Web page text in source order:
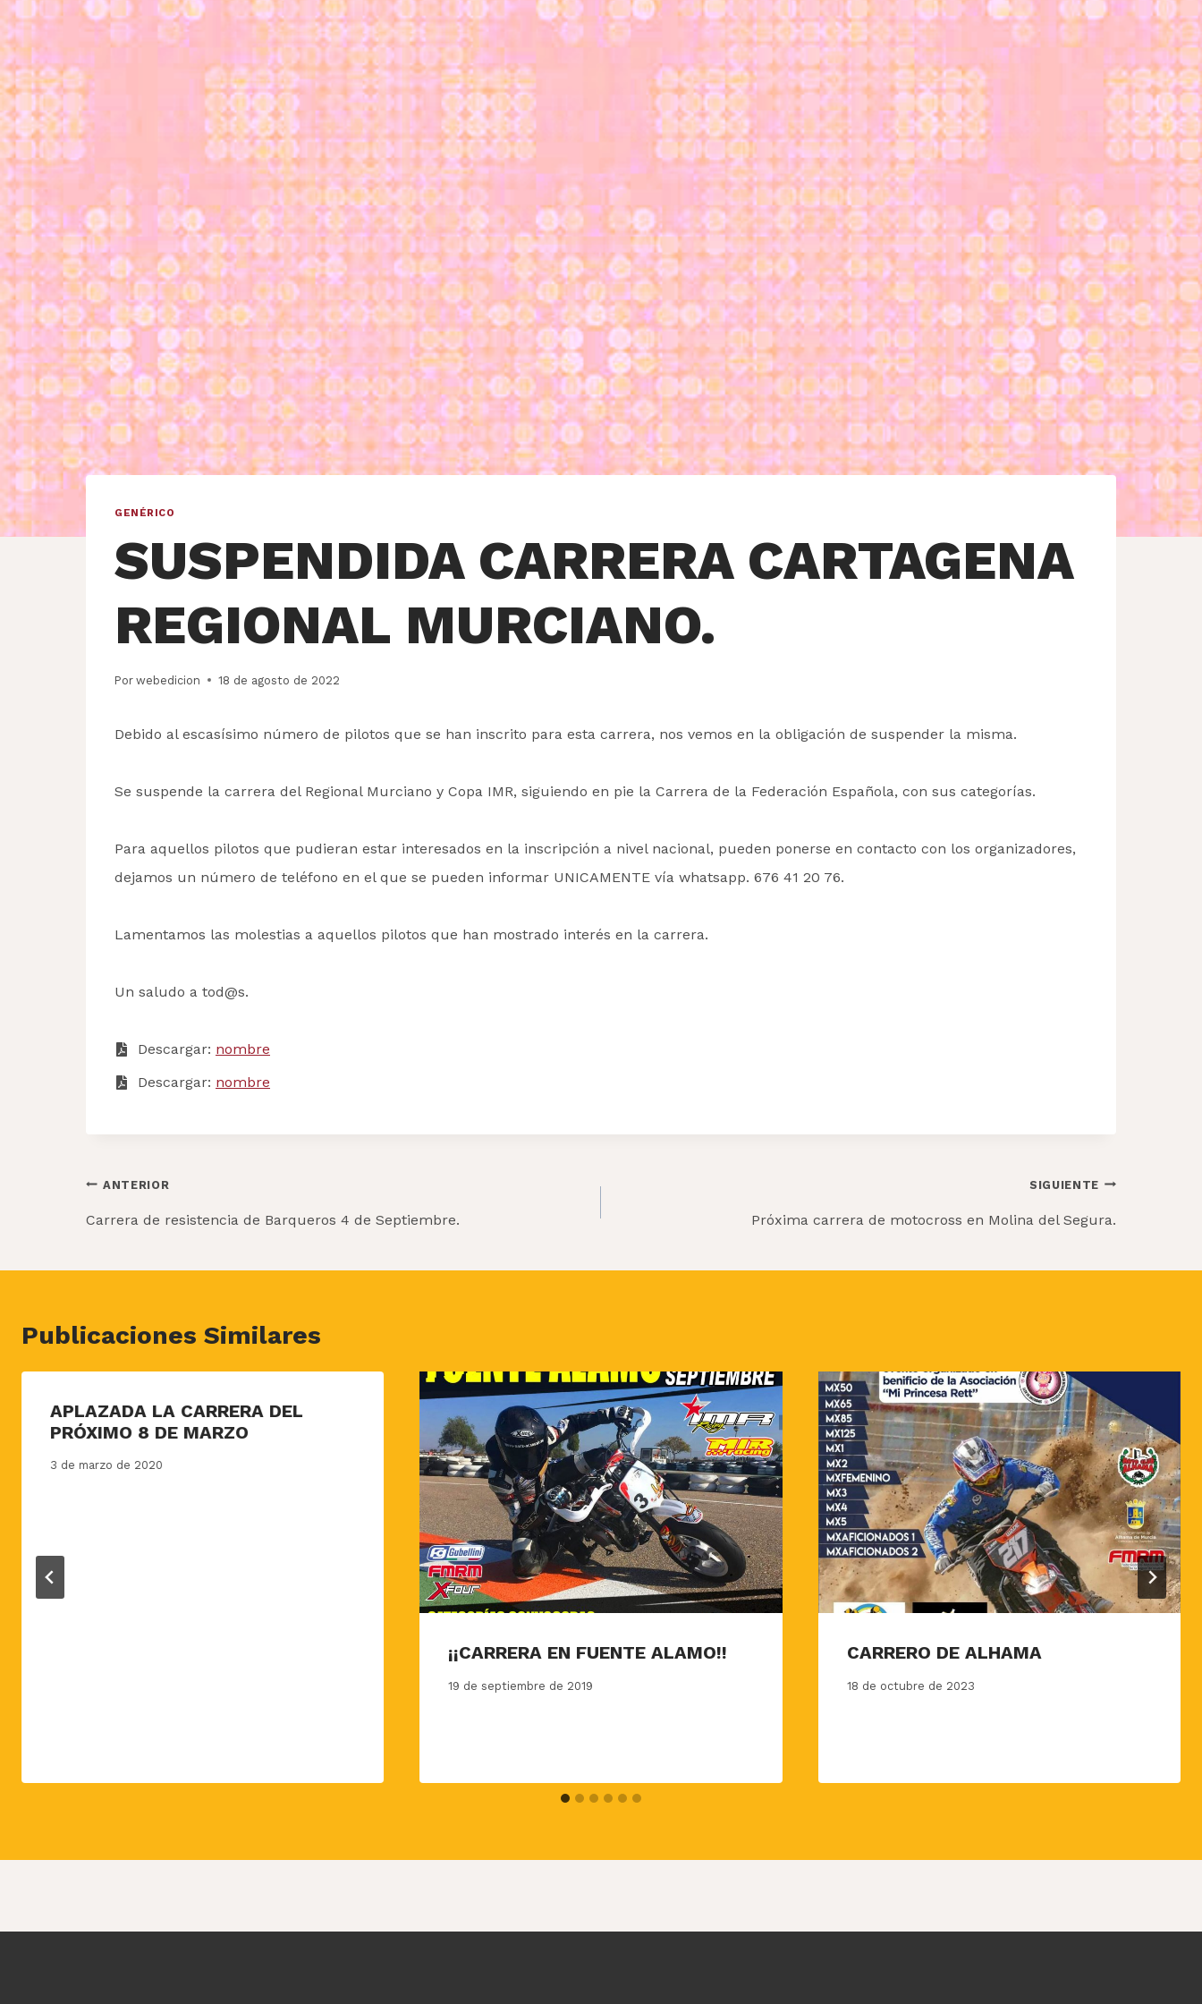
GENÉRICO
SUSPENDIDA CARRERA CARTAGENA
REGIONAL MURCIANO.
Por webedicion 18 de agosto de 2022
Debido al escasísimo número de pilotos que se han inscrito para esta carrera, nos vemos en la obligación de suspender la misma.
Se suspende la carrera del Regional Murciano y Copa IMR, siguiendo en pie la Carrera de la Federación Española, con sus categorías.
Para aquellos pilotos que pudieran estar interesados en la inscripción a nivel nacional, pueden ponerse en contacto con los organizadores,
dejamos un número de teléfono en el que se pueden informar UNICAMENTE vía whatsapp. 676 41 20 76.
Lamentamos las molestias a aquellos pilotos que han mostrado interés en la carrera.
Un saludo a tod@s.
Descargar: nombre
Descargar: nombre
Navegación
de
ANTERIOR
Carrera de resistencia de Barqueros 4 de Septiembre.
SIGUIENTE
Próxima carrera de motocross en Molina del Segura.
Publicaciones Similares
APLAZADA LA CARRERA DEL
PRÓXIMO 8 DE MARZO
3 de marzo de 2020
¡¡CARRERA EN FUENTE ALAMO!!
19 de septiembre de 2019
CARRERO DE ALHAMA
18 de octubre de 2023